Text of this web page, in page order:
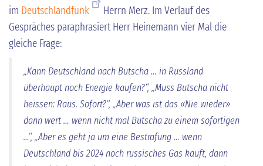
im Deutschlandfunk
Herrn Merz. Im Verlauf des
Gespräches paraphrasiert Herr Heinemann vier Mal die
gleiche Frage:
„Kann Deutschland nach Butscha … in Russland
überhaupt noch Energie kaufen?“, „Muss Butscha nicht
heissen: Raus. Sofort?“, „Aber was ist das «Nie wieder»
dann wert … wenn nicht mal Butscha zu einem sofortigen
…“, „Aber es geht ja um eine Bestrafung … wenn
Deutschland bis 2024 noch russisches Gas kauft, dann